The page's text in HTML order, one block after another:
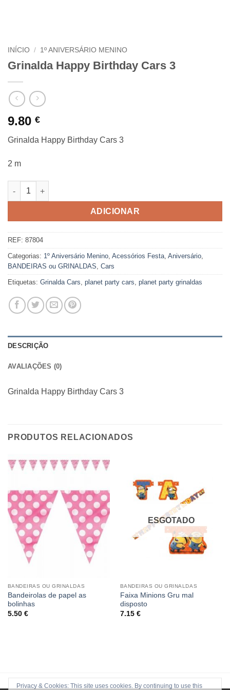
INÍCIO / 1º ANIVERSÁRIO MENINO
Grinalda Happy Birthday Cars 3
9.80 €
Grinalda Happy Birthday Cars 3
2 m
Quantidade de Grinalda Happy Birthday Cars 3
ADICIONAR
REF: 87804
Categorias: 1º Aniversário Menino Acessórios Festa Aniversário
BANDEIRAS ou GRINALDAS Cars
Etiquetas: Grinalda Cars planet party cars planet party grinaldas
DESCRIÇÃO
AVALIAÇÕES (0)
Grinalda Happy Birthday Cars 3
PRODUTOS RELACIONADOS
BANDEIRAS OU GRINALDAS
Bandeirolas de papel as
bolinhas
5.50 €
ESGOTADO
BANDEIRAS OU GRINALDAS
Faixa Minions Gru mal
disposto
7.15 €
Privacy & Cookies: This site uses cookies. By continuing to use this